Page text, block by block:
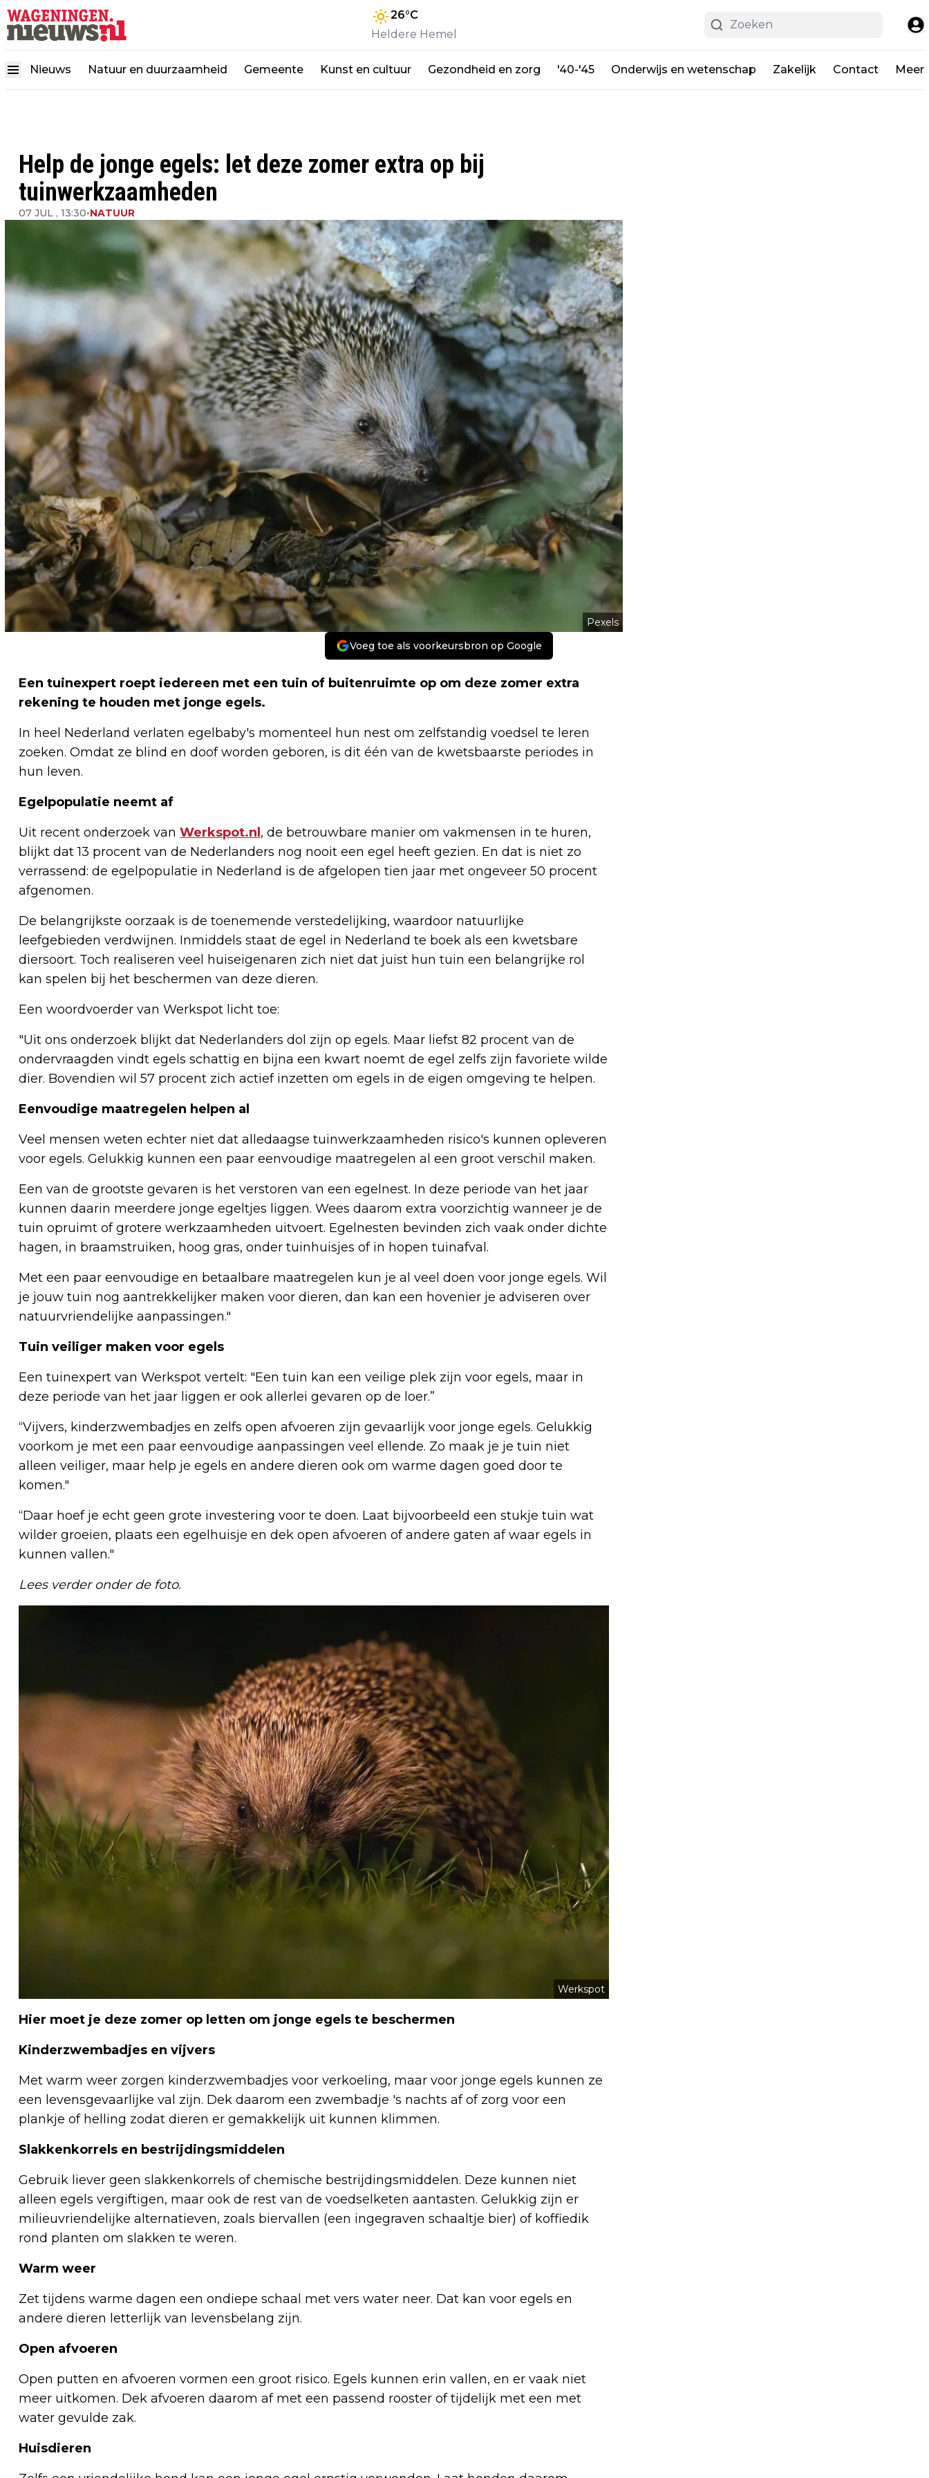
26°C
Heldere Hemel
Nieuws Natuur en duurzaamheid Gemeente Kunst en cultuur Gezondheid en zorg '40-'45 Onderwijs en wetenschap Zakelijk Contact Meer
Help de jonge egels: let deze zomer extra op bij
tuinwerkzaamheden
07 JUL , 13:30•NATUUR
Pexels
Voeg toe als voorkeursbron op Google
Een tuinexpert roept iedereen met een tuin of buitenruimte op om deze zomer extra
rekening te houden met jonge egels.
In heel Nederland verlaten egelbaby's momenteel hun nest om zelfstandig voedsel te leren
zoeken. Omdat ze blind en doof worden geboren, is dit één van de kwetsbaarste periodes in
hun leven.
Egelpopulatie neemt af
Uit recent onderzoek van Werkspot.nl , de betrouwbare manier om vakmensen in te huren,
blijkt dat 13 procent van de Nederlanders nog nooit een egel heeft gezien. En dat is niet zo
verrassend: de egelpopulatie in Nederland is de afgelopen tien jaar met ongeveer 50 procent
afgenomen.
De belangrijkste oorzaak is de toenemende verstedelijking, waardoor natuurlijke
leefgebieden verdwijnen. Inmiddels staat de egel in Nederland te boek als een kwetsbare
diersoort. Toch realiseren veel huiseigenaren zich niet dat juist hun tuin een belangrijke rol
kan spelen bij het beschermen van deze dieren.
Een woordvoerder van Werkspot licht toe:
"Uit ons onderzoek blijkt dat Nederlanders dol zijn op egels. Maar liefst 82 procent van de
ondervraagden vindt egels schattig en bijna een kwart noemt de egel zelfs zijn favoriete wilde
dier. Bovendien wil 57 procent zich actief inzetten om egels in de eigen omgeving te helpen.
Eenvoudige maatregelen helpen al
Veel mensen weten echter niet dat alledaagse tuinwerkzaamheden risico's kunnen opleveren
voor egels. Gelukkig kunnen een paar eenvoudige maatregelen al een groot verschil maken.
Een van de grootste gevaren is het verstoren van een egelnest. In deze periode van het jaar
kunnen daarin meerdere jonge egeltjes liggen. Wees daarom extra voorzichtig wanneer je de
tuin opruimt of grotere werkzaamheden uitvoert. Egelnesten bevinden zich vaak onder dichte
hagen, in braamstruiken, hoog gras, onder tuinhuisjes of in hopen tuinafval.
Met een paar eenvoudige en betaalbare maatregelen kun je al veel doen voor jonge egels. Wil
je jouw tuin nog aantrekkelijker maken voor dieren, dan kan een hovenier je adviseren over
natuurvriendelijke aanpassingen."
Tuin veiliger maken voor egels
Een tuinexpert van Werkspot vertelt: "Een tuin kan een veilige plek zijn voor egels, maar in
deze periode van het jaar liggen er ook allerlei gevaren op de loer.”
“Vijvers, kinderzwembadjes en zelfs open afvoeren zijn gevaarlijk voor jonge egels. Gelukkig
voorkom je met een paar eenvoudige aanpassingen veel ellende. Zo maak je je tuin niet
alleen veiliger, maar help je egels en andere dieren ook om warme dagen goed door te
komen."
“Daar hoef je echt geen grote investering voor te doen. Laat bijvoorbeeld een stukje tuin wat
wilder groeien, plaats een egelhuisje en dek open afvoeren of andere gaten af waar egels in
kunnen vallen."
Lees verder onder de foto.
Werkspot
Hier moet je deze zomer op letten om jonge egels te beschermen
Kinderzwembadjes en vijvers
Met warm weer zorgen kinderzwembadjes voor verkoeling, maar voor jonge egels kunnen ze
een levensgevaarlijke val zijn. Dek daarom een zwembadje 's nachts af of zorg voor een
plankje of helling zodat dieren er gemakkelijk uit kunnen klimmen.
Slakkenkorrels en bestrijdingsmiddelen
Gebruik liever geen slakkenkorrels of chemische bestrijdingsmiddelen. Deze kunnen niet
alleen egels vergiftigen, maar ook de rest van de voedselketen aantasten. Gelukkig zijn er
milieuvriendelijke alternatieven, zoals biervallen (een ingegraven schaaltje bier) of koffiedik
rond planten om slakken te weren.
Warm weer
Zet tijdens warme dagen een ondiepe schaal met vers water neer. Dat kan voor egels en
andere dieren letterlijk van levensbelang zijn.
Open afvoeren
Open putten en afvoeren vormen een groot risico. Egels kunnen erin vallen, en er vaak niet
meer uitkomen. Dek afvoeren daarom af met een passend rooster of tijdelijk met een met
water gevulde zak.
Huisdieren